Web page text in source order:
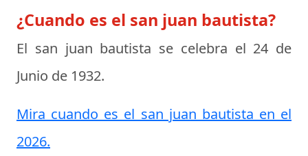
¿Cuando es el san juan bautista?
El san juan bautista se celebra el 24 de
Junio de 1932.
Mira cuando es el san juan bautista en el
2026.